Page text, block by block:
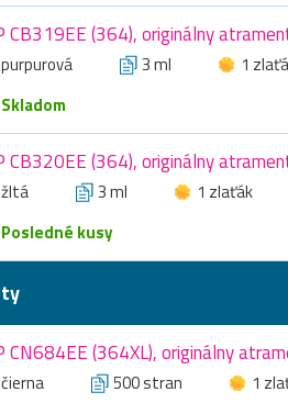
CB319EE (364), originálny
purpurová 3 ml
1
Skladom
CB320EE (364), originálny
žltá 3 ml
1 zlaťák
Posledné kusy
CN684EE (364XL), originálny
čierna 500 stran
1